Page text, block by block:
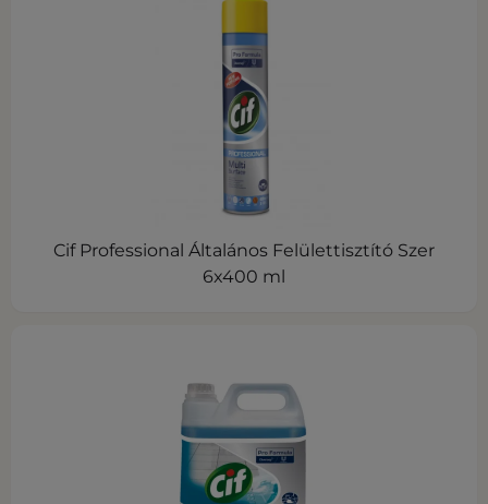
Cif Professional Általános Felülettisztító Szer
6x400 ml